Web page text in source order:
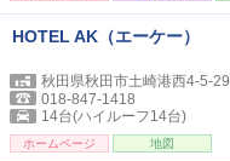
HOTEL AK（エーケー）
秋田県秋田市土崎港西4-5-29
018-847-1418
14台(ハイルーフ14台)
ホームページ 地図